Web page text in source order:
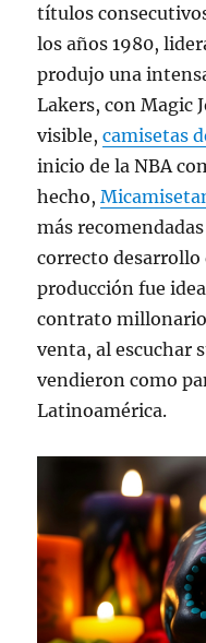
títulos
los años 1980,
produjo una
Lakers, con Magic
visible,camisetas
inicio de la NBA
hecho,
más
correcto desarrollo
producción fue
contrato
venta, al escuchar
vendieron como
Latinoamérica.